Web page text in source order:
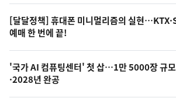
오
늘
의
사
진
[달달정책] 휴대폰 미니멀리즘의 실현
예매 한 번에 끝!
'국가 AI 컴퓨팅센터' 첫 삽…1만 5000장 규모
·2028년 완공